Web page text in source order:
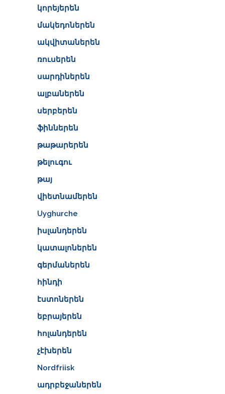
կորեյերեն
մակեդոներեն
ակվիտաներեն
ռուսերեն
սարդիներեն
ալբաներեն
սերբերեն
ֆիններեն
թաթարերեն
թելուգու
թայ
վիետնամերեն
Uyghurche
իսլանդերեն
կատալոներեն
գերմաներեն
հինդի
էստոներեն
եբրայերեն
հոլանդերեն
չէխերեն
Nordfriisk
ադրբեջաներեն